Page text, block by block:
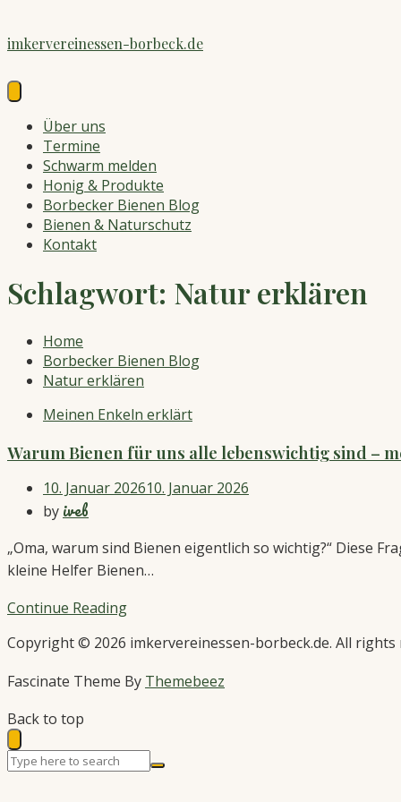
to
content
imkervereinessen-borbeck.de
Über uns
Termine
Schwarm melden
Honig & Produkte
Borbecker Bienen Blog
Bienen & Naturschutz
Kontakt
Schlagwort: Natur erklären
Home
Borbecker Bienen Blog
Natur erklären
Meinen Enkeln erklärt
Warum Bienen für uns alle lebenswichtig sind –
10. Januar 202610. Januar 2026
by iveb
„Oma, warum sind Bienen eigentlich so wichtig?“ Diese
kleine Helfer Bienen…
Continue Reading
Copyright © 2026 imkervereinessen-borbeck.de. All rights
Fascinate Theme By Themebeez
Back to top